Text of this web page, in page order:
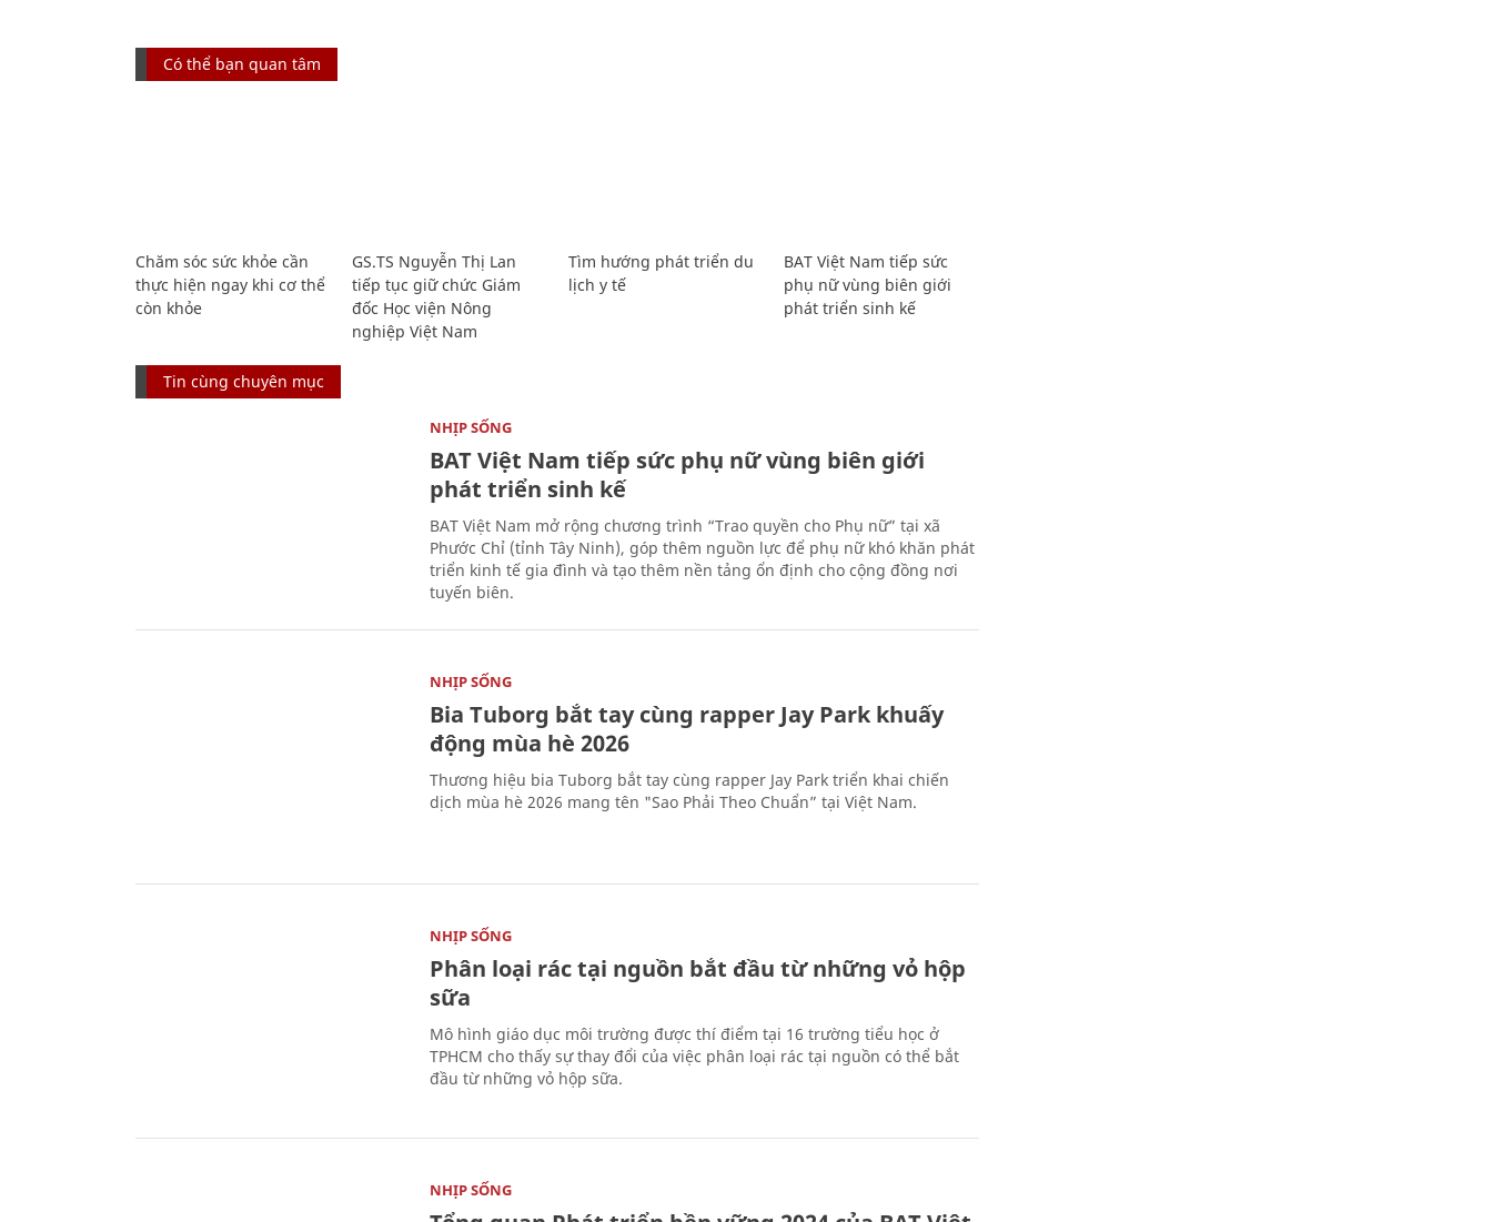
Có thể bạn quan tâm
Chăm sóc sức khỏe cần
thực hiện ngay khi cơ thể
còn khỏe
GS.TS Nguyễn Thị Lan
tiếp tục giữ chức Giám
đốc Học viện Nông
nghiệp Việt Nam
Tìm hướng phát triển du
lịch y tế
BAT Việt Nam tiếp sức
phụ nữ vùng biên giới
phát triển sinh kế
Tin cùng chuyên mục
NHỊP SỐNG
BAT Việt Nam tiếp sức phụ nữ vùng biên giới
phát triển sinh kế
BAT Việt Nam mở rộng chương trình “Trao quyền cho Phụ nữ” tại xã
Phước Chỉ (tỉnh Tây Ninh), góp thêm nguồn lực để phụ nữ khó khăn phát
triển kinh tế gia đình và tạo thêm nền tảng ổn định cho cộng đồng nơi
tuyến biên.
NHỊP SỐNG
Bia Tuborg bắt tay cùng rapper Jay Park khuấy
động mùa hè 2026
Thương hiệu bia Tuborg bắt tay cùng rapper Jay Park triển khai chiến
dịch mùa hè 2026 mang tên "Sao Phải Theo Chuẩn” tại Việt Nam.
NHỊP SỐNG
Phân loại rác tại nguồn bắt đầu từ những vỏ hộp
sữa
Mô hình giáo dục môi trường được thí điểm tại 16 trường tiểu học ở
TPHCM cho thấy sự thay đổi của việc phân loại rác tại nguồn có thể bắt
đầu từ những vỏ hộp sữa.
NHỊP SỐNG